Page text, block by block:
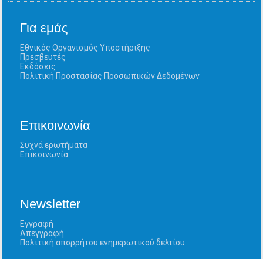
Για εμάς
Εθνικός Οργανισμός Υποστήριξης
Πρεσβευτές
Εκδόσεις
Πολιτική Προστασίας Προσωπικών Δεδομένων
Επικοινωνία
Συχνά ερωτήματα
Επικοινωνία
Newsletter
Εγγραφή
Απεγγραφή
Πολιτική απορρήτου ενημερωτικού δελτίου